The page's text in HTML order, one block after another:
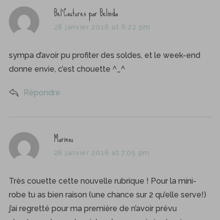
s
a
s
:
Bel'Coutures par Belinda
28 janvier 2016 at 6:22 pm
sympa d’avoir pu profiter des soldes, et le week-end
donne envie, c’est chouette ^_^
Répondre
s
a
s
:
Marinou
28 janvier 2016 at 7:05 pm
Très couette cette nouvelle rubrique ! Pour la mini-
robe tu as bien raison (une chance sur 2 qu’elle serve!)
j’ai regretté pour ma première de n’avoir prévu